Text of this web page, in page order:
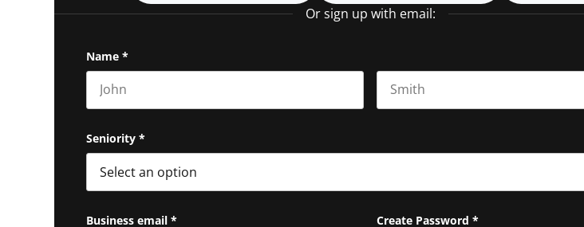
Or sign up with email:
Name *
Seniority *
Business email * Create Password *